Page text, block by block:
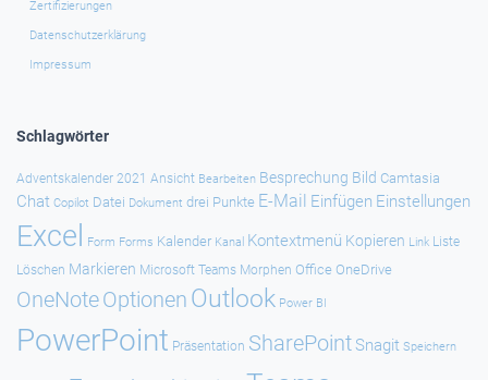
Zertifizierungen
Datenschutzerklärung
Impressum
Schlagwörter
Adventskalender 2021 Ansicht Bearbeiten Besprechung Bild Camtasia
Chat Copilot Datei Dokument drei Punkte E-Mail Einfügen Einstellungen
Excel Form Forms Kalender Kanal Kontextmenü Kopieren Link Liste
Löschen Markieren Microsoft Teams Morphen Office OneDrive
OneNoteOptionen Outlook Power BI
PowerPoint Präsentation SharePointSnagit Speichern